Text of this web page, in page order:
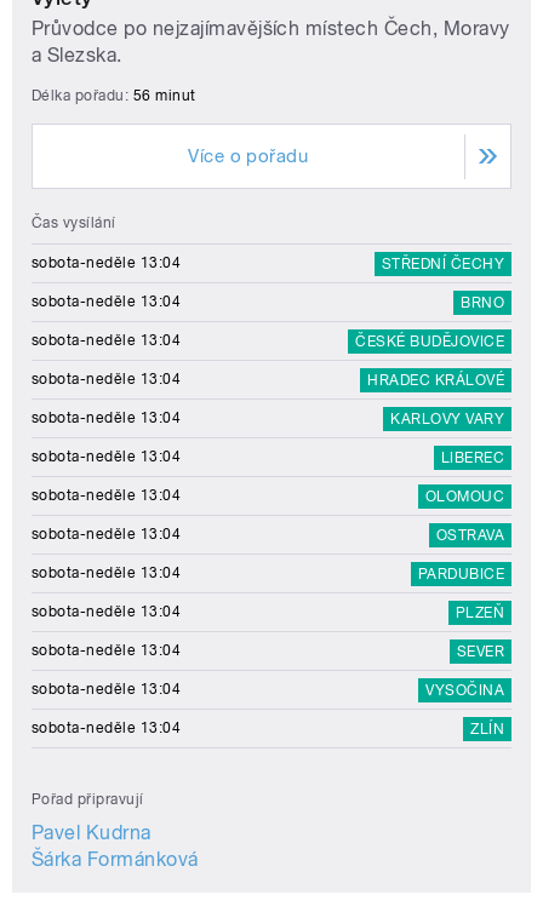
Průvodce po nejzajímavějších místech Čech, Moravy
a Slezska.
Délka pořadu: 56 minut
Více o pořadu
Čas vysílání
sobota-neděle 13:04 STŘEDNÍ ČECHY
sobota-neděle 13:04 BRNO
sobota-neděle 13:04 ČESKÉ BUDĚJOVICE
sobota-neděle 13:04 HRADEC KRÁLOVÉ
sobota-neděle 13:04 KARLOVY VARY
sobota-neděle 13:04 LIBEREC
sobota-neděle 13:04 OLOMOUC
sobota-neděle 13:04 OSTRAVA
sobota-neděle 13:04 PARDUBICE
sobota-neděle 13:04 PLZEŇ
sobota-neděle 13:04 SEVER
sobota-neděle 13:04 VYSOČINA
sobota-neděle 13:04 ZLÍN
Pořad připravují
Pavel Kudrna
Šárka Formánková